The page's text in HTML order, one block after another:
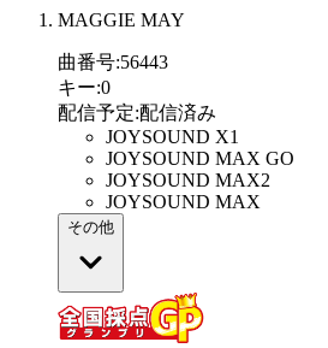
MAGGIE MAY
曲番号:56443
キー:0
配信予定:配信済み
JOYSOUND X1
JOYSOUND MAX GO
JOYSOUND MAX2
JOYSOUND MAX
その他